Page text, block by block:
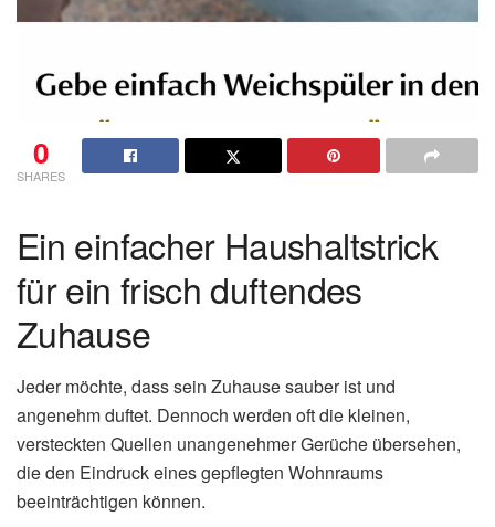
0
SHARES
Ein einfacher Haushaltstrick
für ein frisch duftendes
Zuhause
Jeder möchte, dass sein Zuhause sauber ist und
angenehm duftet. Dennoch werden oft die kleinen,
versteckten Quellen unangenehmer Gerüche übersehen,
die den Eindruck eines gepflegten Wohnraums
beeinträchtigen können.